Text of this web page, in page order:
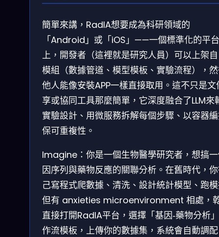
簡單來講，RadIA想要成為科研領域的
「Android」或「iOS」——一個標準化的平台
上，開發者（這裡就是研究人員）可以上架
模組（數據管道、模型模板、實驗流程），
他人能像安裝APP一樣直接取用。這不只是文
享或協同工具那麼簡單，它深度融合了LLM來
實驗設計、用微服務拆解每個步驟、以容器
保可重複性。
Imagine：你是一個生物醫學研究者，想搞
因序列與藥物反應的關聯分析。在舊時代，
己寫程式爬數據、清洗、設計統計模型、跑
但有 anxieties microenvironment 相處，
直接打開RadIA平台，選擇「基因‑藥物分析
作流模板，上傳你的數據集，系統會自動調配